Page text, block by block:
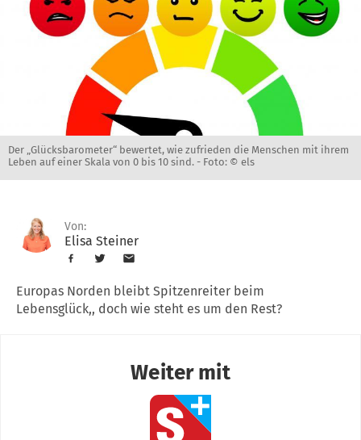
Der „Glücksbarometer“ bewertet, wie zufrieden die Menschen mit ihrem
Leben auf einer Skala von 0 bis 10 sind. - Foto: © els
Von:
Elisa Steiner
Europas Norden bleibt Spitzenreiter beim
Lebensglück,, doch wie steht es um den Rest?